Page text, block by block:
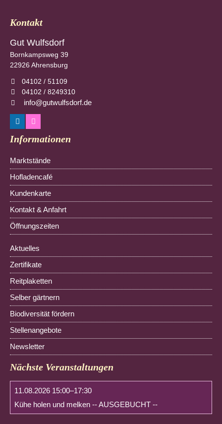
Kontakt
Gut Wulfsdorf
Bornkampsweg 39
22926 Ahrensburg
04102 / 51109
04102 / 8249310
info@gutwulfsdorf.de
Informationen
Navigation
überspringen
Marktstände
Hofladencafé
Kundenkarte
Kontakt & Anfahrt
Öffnungszeiten
Navigation
überspringen
Aktuelles
Zertifikate
Reitplaketten
Selber gärtnern
Biodiversität fördern
Stellenangebote
Newsletter
Nächste Veranstaltungen
11.08.2026 15:00–17:30
Kühe holen und melken -- AUSGEBUCHT --